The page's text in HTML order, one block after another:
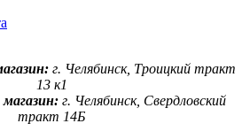
г. Челябинск, Троицкий тракт
13 к1
г. Челябинск, Свердловский
тракт 14Б